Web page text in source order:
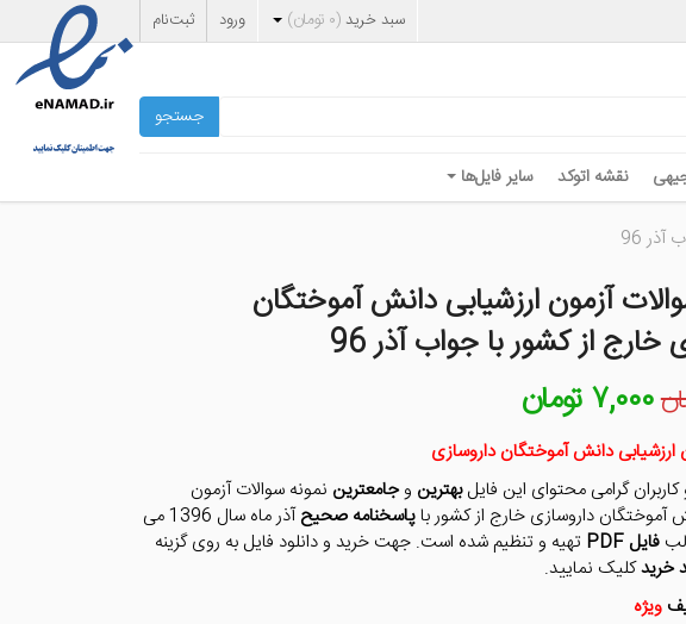
سبد خرید (۰ تومان) ورود ثبت‌نام
جستجو
نقشه اتوکد سایر فایل‌ها
96
آزمون ارزشیابی دانش آموختگان
خارج از کشور با جواب آذر 96
قیمت
اصلی
۸,۰۰۰ تومان
بود.
۷,۰۰۰تومان
۷,۰۰۰ تومان
است.
ارزشیابی دانش آموختگان داروسازی
گرامی محتوای این فایلبهترین وجامعترین نمونه سوالات آزمون
آموختگان داروسازی خارج از کشور باپاسخنامه صحیح
آذر ماه سال 1396 می
فایل PDF
تهیه و تنظیم شده است. جهت خرید و دانلود فایل به روی گزینه
خریدکلیک نمایید.
ویژه